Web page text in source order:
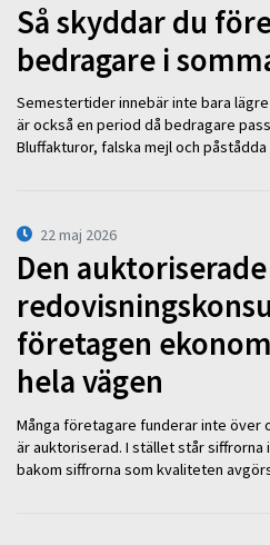
Så skyddar du
bedragare i
Semestertider innebär inte bara
är också en period då bedragare
Bluffakturor, falska mejl och
22 maj 2026
Den auktoriserade
företagen
hela vägen
Många företagare funderar inte över
är auktoriserad. I stället står
bakom siffrorna som kvaliteten